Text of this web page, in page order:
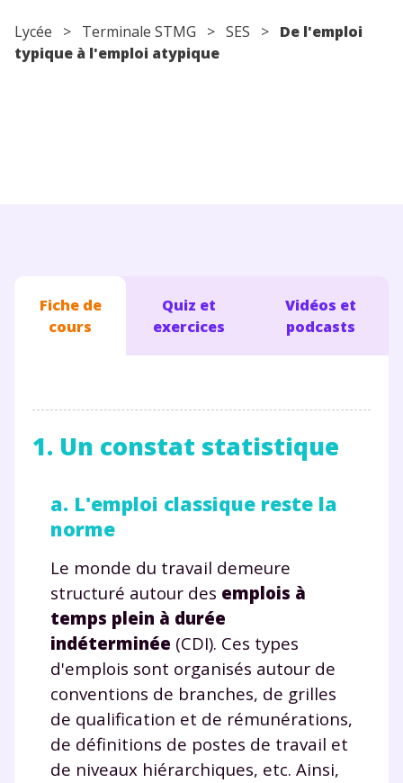
Lycée > Terminale STMG > SES > De l'emploi
typique à l'emploi atypique
Fiche de
cours
Quiz et
exercices
Vidéos et
podcasts
1. Un constat statistique
a. L'emploi classique reste la
norme
Le monde du travail demeure
structuré autour des emplois à
temps plein à durée
indéterminée (CDI). Ces types
d'emplois sont organisés autour de
conventions de branches, de grilles
de qualification et de rémunérations,
de définitions de postes de travail et
de niveaux hiérarchiques, etc. Ainsi,